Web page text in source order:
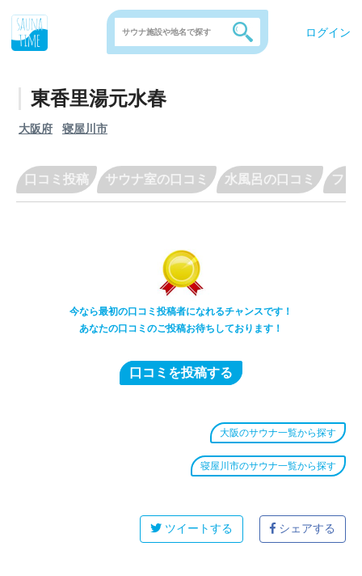
ログイン
東香里湯元水春
大阪府 寝屋川市
口コミ投稿 サウナ室の口コミ 水風呂の口コミ フリ
今なら最初の口コミ投稿者になれるチャンスです！
あなたの口コミのご投稿お待ちしております！
口コミを投稿する
大阪のサウナ一覧から探す
寝屋川市のサウナ一覧から探す
ツイートする シェアする